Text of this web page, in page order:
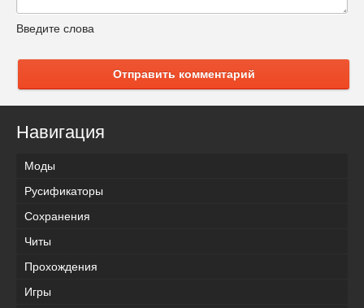
Введите слова
Отправить комментарий
Навигация
Моды
Русификаторы
Сохранения
Читы
Прохождения
Игры